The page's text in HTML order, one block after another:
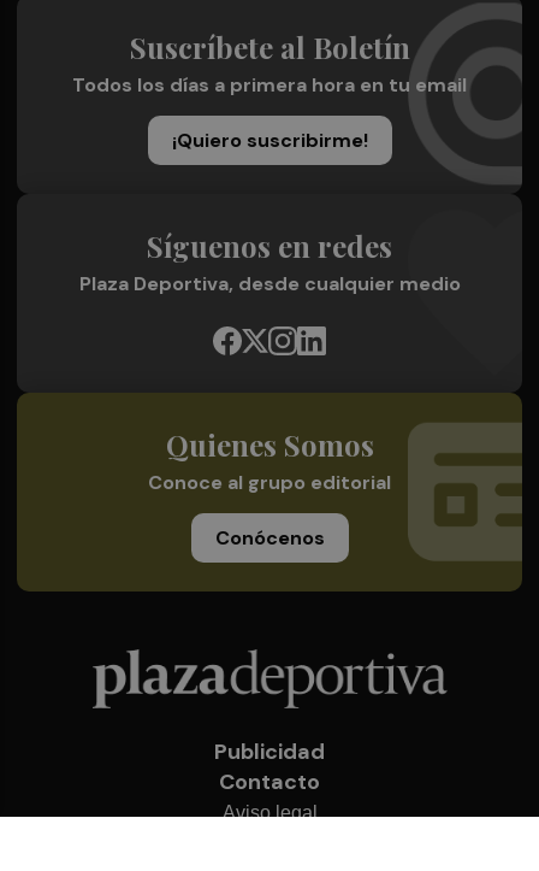
Suscríbete al Boletín
Todos los días a primera hora en tu email
¡Quiero suscribirme!
Síguenos en redes
Plaza Deportiva, desde cualquier medio
Quienes Somos
Conoce al grupo editorial
Conócenos
Publicidad
Contacto
Aviso legal